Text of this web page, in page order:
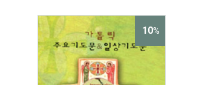
10%